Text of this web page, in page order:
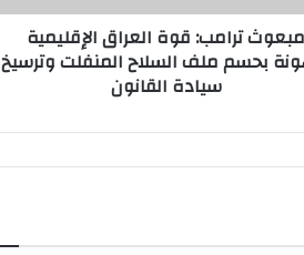
مبعوث ترامب: قوة العراق الإقليمية
بحسم ملف السلاح المنفلت وترسيخ
سيادة القانون